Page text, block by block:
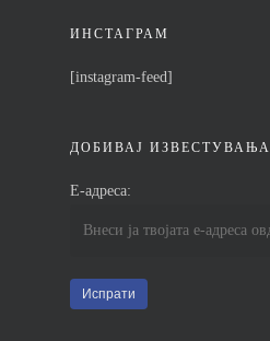
ИНСТАГРАМ
[instagram-feed]
ДОБИВАЈ ИЗВЕСТУВАЊА
Е-адреса: